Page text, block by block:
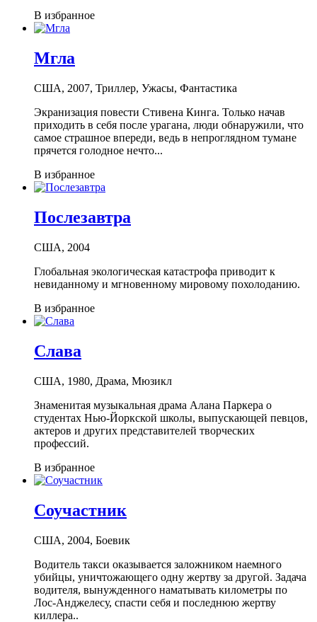
В избранное
Мгла
США, 2007, Триллер, Ужасы, Фантастика
Экранизация повести Стивена Кинга. Только начав
приходить в себя после урагана, люди обнаружили, что
самое страшное впереди, ведь в непроглядном тумане
прячется голодное нечто...
В избранное
Послезавтра
США, 2004
Глобальная экологическая катастрофа приводит к
невиданному и мгновенному мировому похолоданию.
В избранное
Слава
США, 1980, Драма, Мюзикл
Знаменитая музыкальная драма Алана Паркера о
студентах Нью-Йоркской школы, выпускающей певцов,
актеров и других представителей творческих
профессий.
В избранное
Соучастник
США, 2004, Боевик
Водитель такси оказывается заложником наемного
убийцы, уничтожающего одну жертву за другой. Задача
водителя, вынужденного наматывать километры по
Лос-Анджелесу, спасти себя и последнюю жертву
киллера..